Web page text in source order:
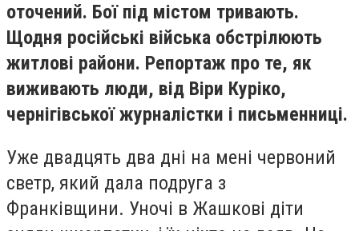
оточений. Бої під містом тривають.
Щодня російські війська обстрілюють
житлові райони. Репортаж про те, як
виживають люди, від Віри Куріко,
чернігівської журналістки і письменниці.
Уже двадцять два дні на мені червоний
светр, який дала подруга з
Франківщини. Уночі в Жашкові діти